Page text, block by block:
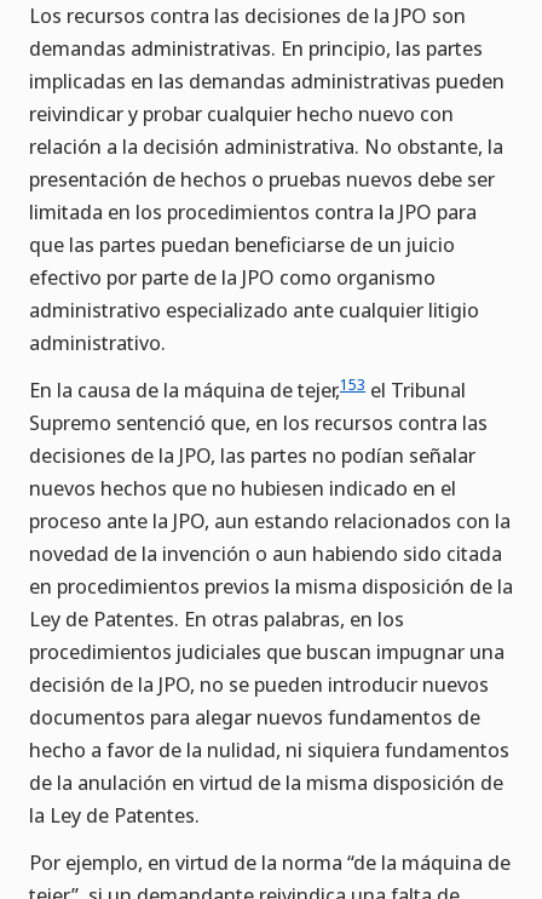
Los recursos contra las decisiones de la JPO son
demandas administrativas. En principio, las partes
implicadas en las demandas administrativas pueden
reivindicar y probar cualquier hecho nuevo con
relación a la decisión administrativa. No obstante, la
presentación de hechos o pruebas nuevos debe ser
limitada en los procedimientos contra la JPO para
que las partes puedan beneficiarse de un juicio
efectivo por parte de la JPO como organismo
administrativo especializado ante cualquier litigio
administrativo.
En la causa de la máquina de tejer,153 el Tribunal
Supremo sentenció que, en los recursos contra las
decisiones de la JPO, las partes no podían señalar
nuevos hechos que no hubiesen indicado en el
proceso ante la JPO, aun estando relacionados con la
novedad de la invención o aun habiendo sido citada
en procedimientos previos la misma disposición de la
Ley de Patentes. En otras palabras, en los
procedimientos judiciales que buscan impugnar una
decisión de la JPO, no se pueden introducir nuevos
documentos para alegar nuevos fundamentos de
hecho a favor de la nulidad, ni siquiera fundamentos
de la anulación en virtud de la misma disposición de
la Ley de Patentes.
Por ejemplo, en virtud de la norma “de la máquina de